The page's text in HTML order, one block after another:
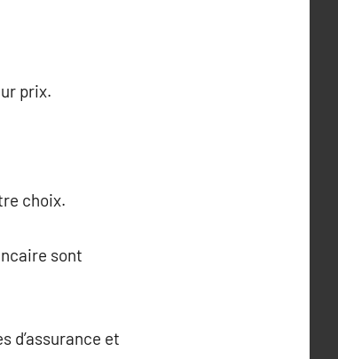
prix.
choix.
sont
d’assurance et